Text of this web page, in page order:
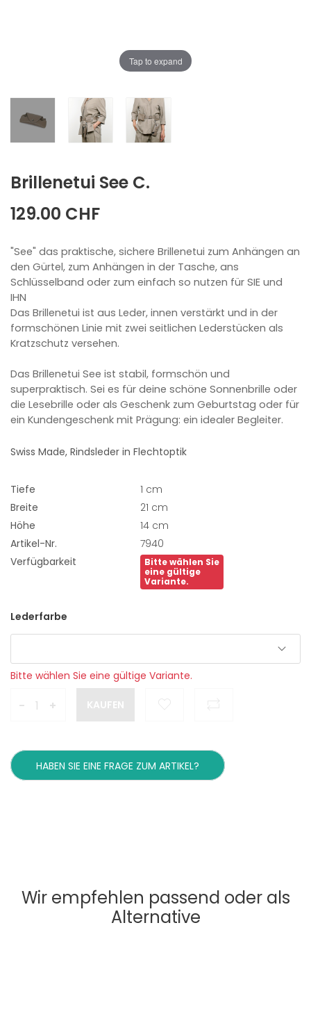
Tap to expand
Brillenetui See C.
129.00 CHF
"See" das praktische, sichere Brillenetui zum Anhängen an
den Gürtel, zum Anhängen in der Tasche, ans
Schlüsselband oder zum einfach so nutzen für SIE und
IHN
Das Brillenetui ist aus Leder, innen verstärkt und in der
formschönen Linie mit zwei seitlichen Lederstücken als
Kratzschutz versehen.
Das Brillenetui See ist stabil, formschön und
superpraktisch. Sei es für deine schöne Sonnenbrille oder
die Lesebrille oder als Geschenk zum Geburtstag oder für
ein Kundengeschenk mit Prägung: ein idealer Begleiter.
Swiss Made, Rindsleder in Flechtoptik
Tiefe
1 cm
Breite
21 cm
Höhe
14 cm
Artikel-Nr.
7940
Verfügbarkeit
Bitte wählen Sie
eine gültige
Variante.
Lederfarbe
- +
Bitte wählen Sie eine gültige Variante.
HABEN SIE EINE FRAGE ZUM ARTIKEL?
Wir empfehlen passend oder als
Alternative